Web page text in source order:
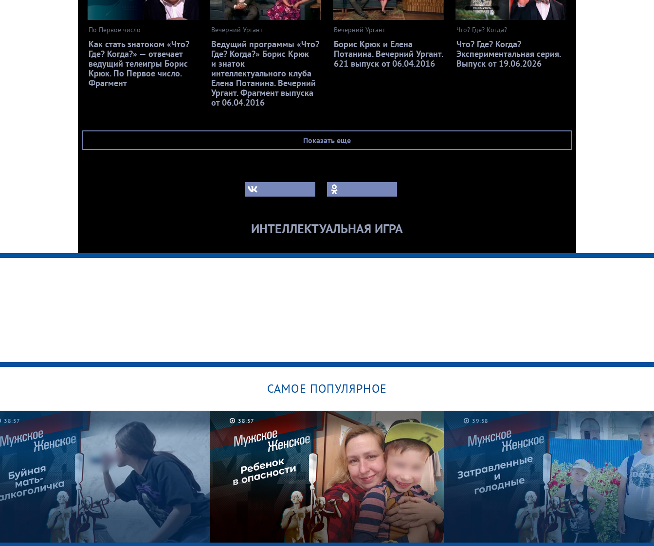
По Первое число
Как стать знатоком «Что?
Где? Когда?» — отвечает
ведущий телеигры Борис
Крюк. По Первое число.
Фрагмент
Вечерний Ургант
Ведущий программы «Что?
Где? Когда?» Борис Крюк
и знаток
интеллектуального клуба
Елена Потанина. Вечерний
Ургант. Фрагмент выпуска
от 06.04.2016
Вечерний Ургант
Борис Крюк и Елена
Потанина. Вечерний Ургант.
621 выпуск от 06.04.2016
Что? Где? Когда?
Что? Где? Когда?
Экспериментальная серия.
Выпуск от 19.06.2026
Показать еще
ИНТЕЛЛЕКТУАЛЬНАЯ ИГРА
САМОЕ ПОПУЛЯРНОЕ
38:57 38:57 39:58